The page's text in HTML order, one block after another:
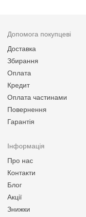
Допомога покупцеві
Доставка
Збирання
Оплата
Кредит
Оплата частинами
Повернення
Гарантія
Інформація
Про нас
Контакти
Блог
Акції
Знижки